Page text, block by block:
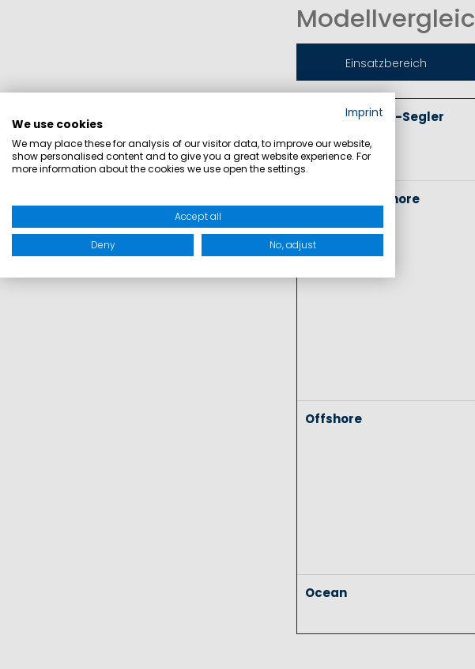
Einsatzbereich
Jollen- & Skiff-Segler
Inshore
Offshore
Ocean
Imprint
We use cookies
We may place these for analysis of our visitor data, to improve our website,
show personalised content and to give you a great website experience. For
more information about the cookies we use open the settings.
Accept all
Deny No, adjust